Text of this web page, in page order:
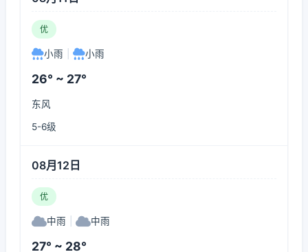
优
小雨 小雨
26° ~ 27°
东风
5-6级
08月12日
优
中雨 中雨
27° ~ 28°